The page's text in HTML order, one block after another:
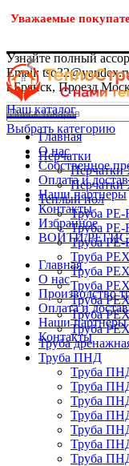
Уважаемые
Узнайте полный
Email:
г.Брянск, Проезд
г.Брянск,
Выбрать категорию
Перчатки
Перчатки
Теплый пол
Труба
Труба PE-
Труба PE-
Труба
Труба
Труба
Труба
Труба
Труба
Труба
Труба ПНД
Труба
Труба
Труба
Труба
Труба ПНД
Труба
Труба
Наш каталог
Главная
О нас
Собственное
Оплата и
Наши партнеры
Контакты
Избранное
ВОЙТИ/
Главная
О нас
Производство
Оплата и
Наши партнеры
Контакты